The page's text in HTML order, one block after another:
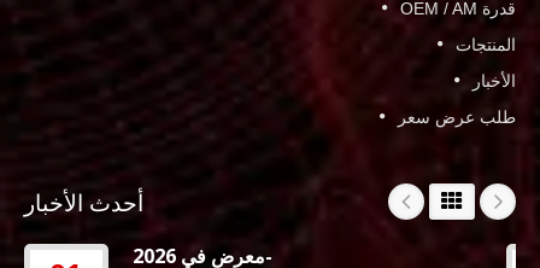
قدرة OEM / AM
المنتجات
الأخبار
طلب عرض سعر
أحدث الأخبار